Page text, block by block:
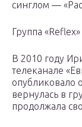
синглом —
Группа
В 2010 году
телеканале
опубликовало
вернулась в
продолжала